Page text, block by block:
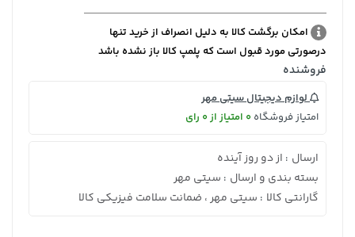
امکان برگشت کالا به دلیل انصراف از خرید تنها
درصورتی مورد قبول است که پلمپ کالا باز نشده باشد
فروشنده
لوازم دیجیتال سیتی مهر
امتیاز فروشگاه 0 امتیاز از 0 رای
ارسال : از دو روز آینده
بسته بندی و ارسال : سیتی مهر
گارانتی کالا : سیتی مهر ، ضمانت سلامت فیزیکی کالا